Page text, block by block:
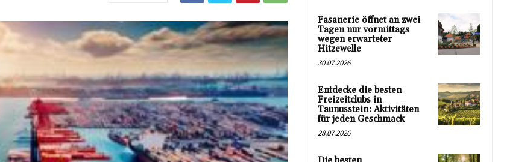
Fasanerie öffnet an zwei
Tagen nur vormittags
wegen erwarteter
Hitzewelle
30.07.2026
Entdecke die besten
Freizeitclubs in
Taunusstein: Aktivitäten
für jeden Geschmack
28.07.2026